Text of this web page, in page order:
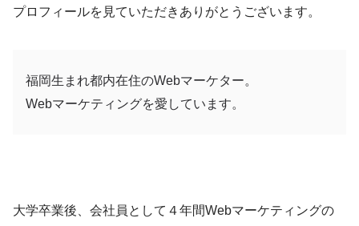
プロフィールを見ていただきありがとうございます。
福岡生まれ都内在住のWebマーケター。
Webマーケティングを愛しています。
大学卒業後、会社員として４年間Webマーケティングの